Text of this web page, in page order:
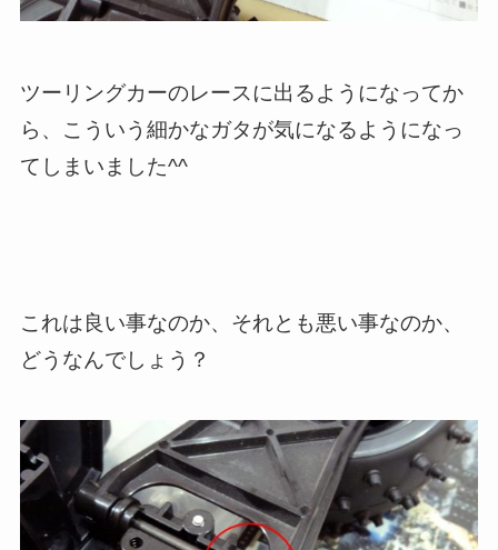
ツーリングカーのレースに出るようになってか
ら、こういう細かなガタが気になるようになっ
てしまいました^^
これは良い事なのか、それとも悪い事なのか、
どうなんでしょう？